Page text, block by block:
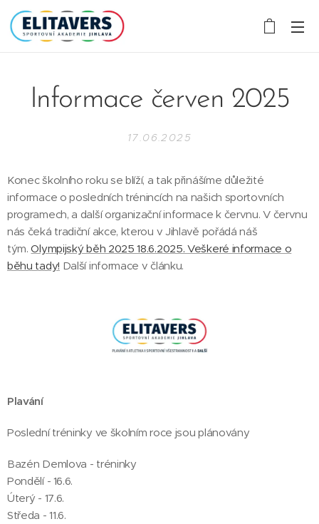
Informace červen 2025
17.06.2025
Konec školního roku se blíží, a tak přinášíme důležité
informace o posledních trénincích na našich sportovních
programech, a další organizační informace k červnu. V červnu
nás čeká tradiční akce, kterou v Jihlavě pořádá náš
tým.Olympijský běh 2025 18.6.2025. Veškeré informace o
běhu tady! Další informace v článku.
Plavání
Poslední tréninky ve školním roce jsou plánovány
Bazén Demlova - tréninky
Pondělí - 1¨6.6.
Úterý - 17.6.
Středa - 11.6.